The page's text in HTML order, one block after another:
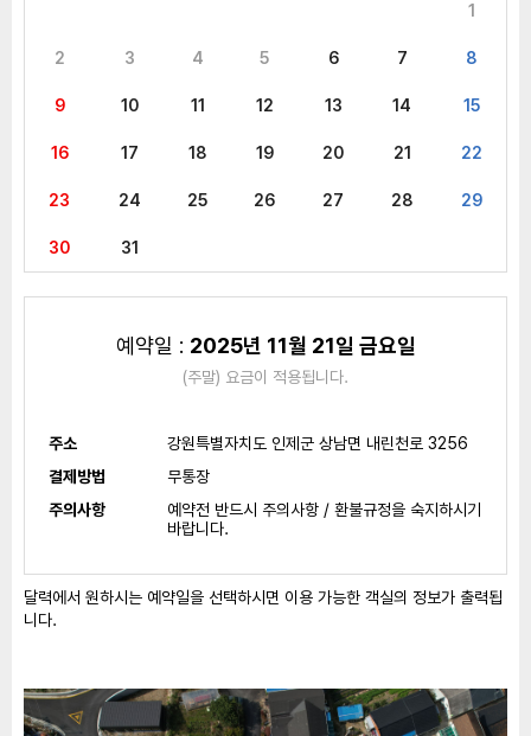
1
2 3 4 5 6 7 8
9 10 11 12 13 14 15
16 17 18 19 20 21 22
23 24 25 26 27 28 29
30 31
예약일 : 2025년 11월 21일 금요일
(주말) 요금이 적용됩니다.
주소
강원특별자치도 인제군 상남면 내린천로 3256
결제방법
무통장
주의사항
예약전 반드시 주의사항 / 환불규정을 숙지하시기
바랍니다.
달력에서 원하시는 예약일을 선택하시면 이용 가능한 객실의 정보가 출력됩
니다.